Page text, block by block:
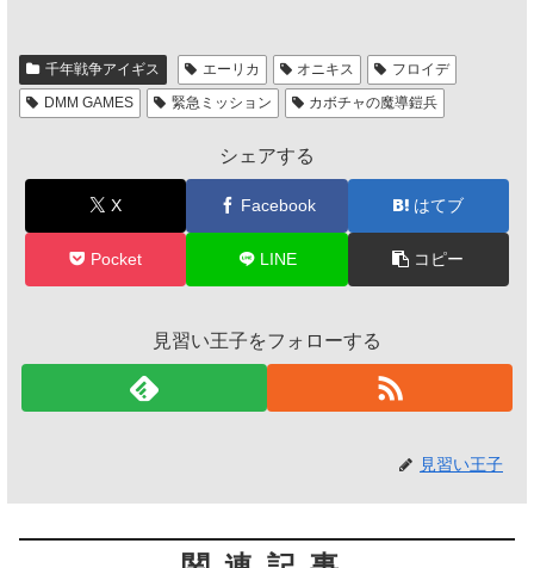
千年戦争アイギス エーリカ オニキス
フロイデ
DMM GAMES
緊急ミッション カボチャの魔導鎧兵
シェアする
X Facebook はてブ
Pocket LINE コピー
見習い王子をフォローする
見習い王子